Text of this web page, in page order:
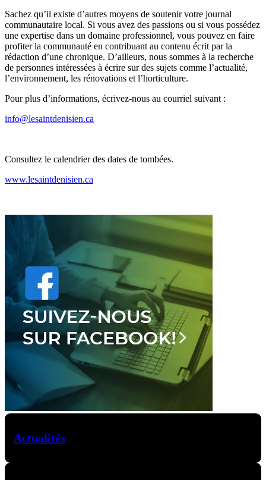
Sachez qu’il existe d’autres moyens de soutenir votre journal
communautaire local. Si vous avez des passions ou si vous possédez
une expertise dans un domaine professionnel, vous pouvez en faire
profiter la communauté en contribuant au contenu écrit par la
rédaction d’une chronique. D’ailleurs, nous sommes à la recherche
de personnes intéressées à écrire sur des sujets comme l’actualité,
l’environnement, les rénovations et l’horticulture.
Pour plus d’informations, écrivez-nous au courriel suivant :
info@lesaintdenisien.ca
Consultez le calendrier des dates de tombées.
www.lesaintdenisien.ca
Actualités